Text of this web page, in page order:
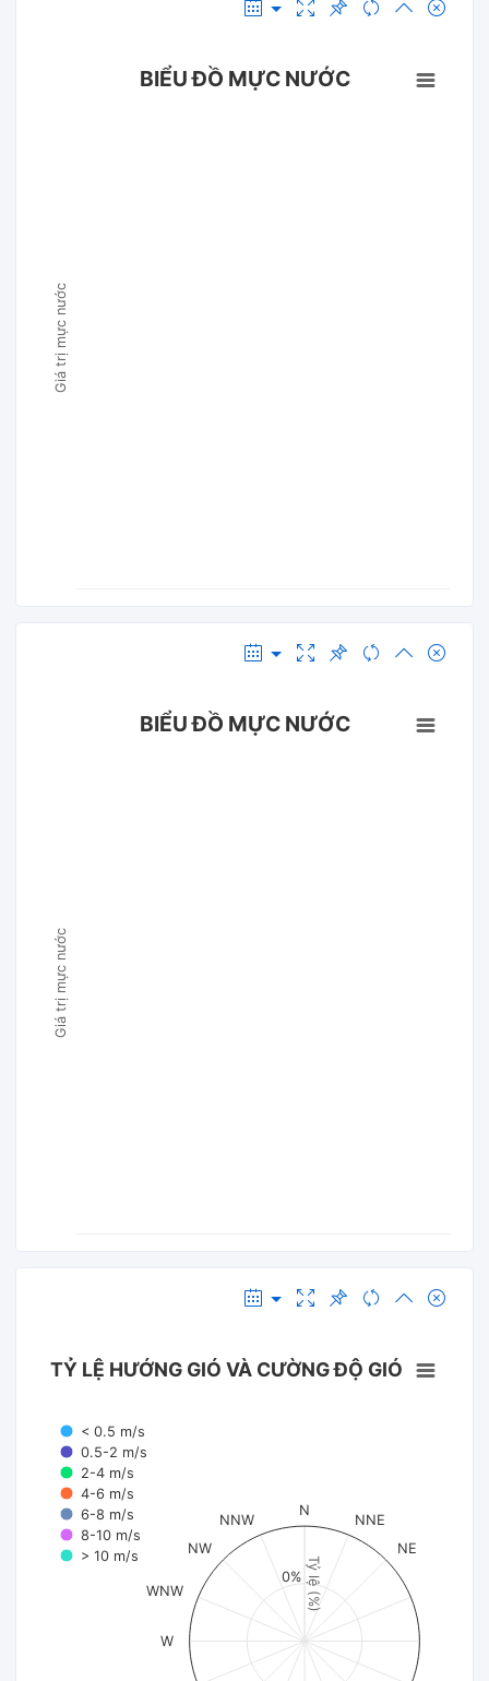
Giá trị mực nước
BIỂU ĐỒ MỰC NƯỚC
Giá trị mực nước
BIỂU ĐỒ MỰC NƯỚC
Tỷ lệ (%)
TỶ LỆ HƯỚNG GIÓ VÀ CƯỜNG ĐỘ GIÓ
< 0.5 m/s
0.5-2 m/s
2-4 m/s
4-6 m/s
6-8 m/s
8-10 m/s
> 10 m/s
N
NNE
NE
W
WNW
NW
NNW
0%